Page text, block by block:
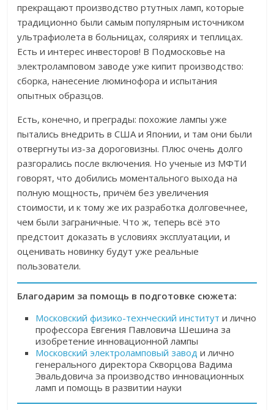
прекращают производство ртутных ламп, которые
традиционно были самым популярным источником
ультрафиолета в больницах, соляриях и теплицах.
Есть и интерес инвесторов! В Подмосковье на
электроламповом заводе уже кипит производство:
сборка, нанесение люминофора и испытания
опытных образцов.
Есть, конечно, и преграды: похожие лампы уже
пытались внедрить в США и Японии, и там они были
отвергнуты из-за дороговизны. Плюс очень долго
разгорались после включения. Но ученые из МФТИ
говорят, что добились моментального выхода на
полную мощность, причём без увеличения
стоимости, и к тому же их разработка долговечнее,
чем были заграничные. Что ж, теперь всё это
предстоит доказать в условиях эксплуатации, и
оценивать новинку будут уже реальные
пользователи.
Благодарим за помощь в подготовке сюжета:
Московский физико-технческий институт и лично
профессора Евгения Павловича Шешина за
изобретение инновационной лампы
Московский электроламповый завод и лично
генерального директора Скворцова Вадима
Эвальдовича за производство инновационных
ламп и помощь в развитии науки